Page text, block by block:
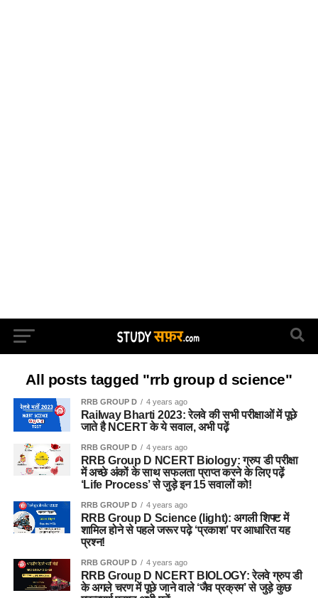
All posts tagged "rrb group d science"
RRB GROUP D 4 years ago
Railway Bharti 2023: रेलवे की सभी परीक्षाओं में पूछे
जाते है NCERT के ये सवाल, अभी पढ़ें
RRB GROUP D 4 years ago
RRB Group D NCERT Biology: ग्रुप डी परीक्षा
में अच्छे अंकों के साथ सफलता प्राप्त करने के लिए पढ़ें
‘Life Process’ से जुड़े इन 15 सवालों को!
RRB GROUP D 4 years ago
RRB Group D Science (light): अगली शिफ्ट में
शामिल होने से पहले जरूर पढ़े ‘प्रकाश’ पर आधारित यह
प्रश्न!
RRB GROUP D 4 years ago
RRB Group D NCERT BIOLOGY: रेलवे ग्रुप डी
के अगले चरण में पूछे जाने वाले ‘जैव प्रक्रम’ से जुड़े कुछ